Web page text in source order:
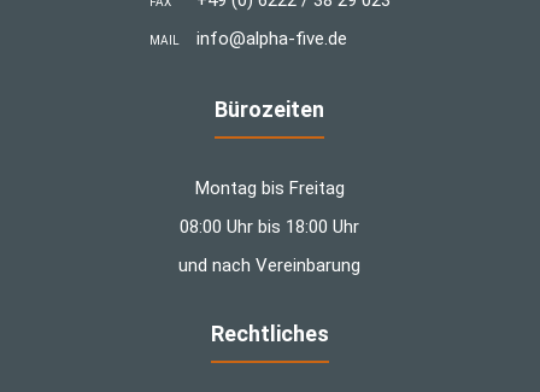
MAIL info@alpha-five.de
Bürozeiten
Montag bis Freitag
08:00 Uhr bis 18:00 Uhr
und nach Vereinbarung
Rechtliches